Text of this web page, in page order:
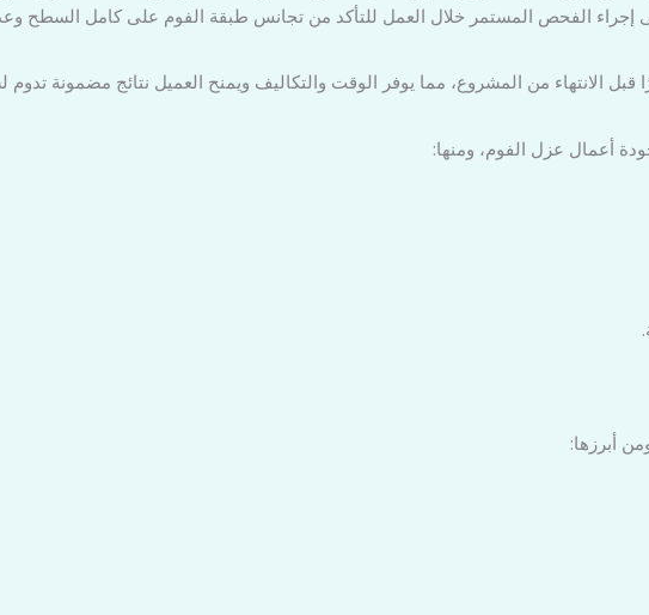
الفحص المستمر خلال العمل للتأكد من تجانس طبقة الفوم على كامل السطح
الانتهاء من المشروع، مما يوفر الوقت والتكاليف ويمنح العميل نتائج مضمونة
أعمال عزل الفوم، ومنها:
أبرزها: